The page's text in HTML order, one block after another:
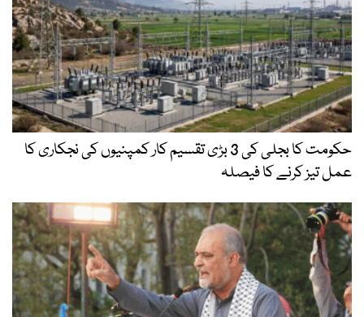
حکومت کا بجلی کی 3 بڑی تقسیم کار کمپنیوں کی نجکاری کا
عمل تیز کرنے کا فیصلہ